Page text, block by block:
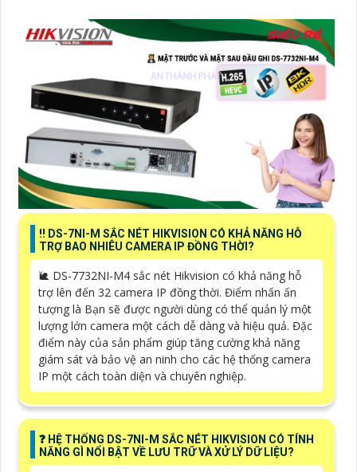
‼️ DS-7NI-M SẮC NÉT HIKVISION CÓ KHẢ NĂNG HỖ
TRỢ BAO NHIÊU CAMERA IP ĐỒNG THỜI?
🐌 DS-7732NI-M4 sắc nét Hikvision có khả năng hỗ
trợ lên đến 32 camera IP đồng thời. Điểm nhấn ấn
tượng là Bạn sẽ được người dùng có thể quản lý một
lượng lớn camera một cách dễ dàng và hiệu quả. Đặc
điểm này của sản phẩm giúp tăng cường khả năng
giám sát và bảo vệ an ninh cho các hệ thống camera
IP một cách toàn diện và chuyên nghiệp.
️❓ HỆ THỐNG DS-7NI-M SẮC NÉT HIKVISION CÓ TÍNH
NĂNG GÌ NỔI BẬT VỀ LƯU TRỮ VÀ XỬ LÝ DỮ LIỆU?